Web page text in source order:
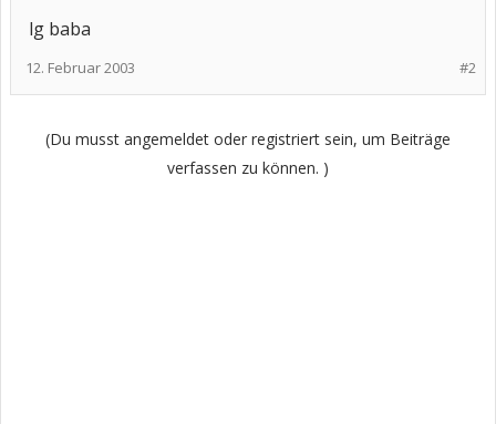
lg baba
#2
12. Februar 2003
(Du musst angemeldet oder registriert sein, um Beiträge
verfassen zu können. )